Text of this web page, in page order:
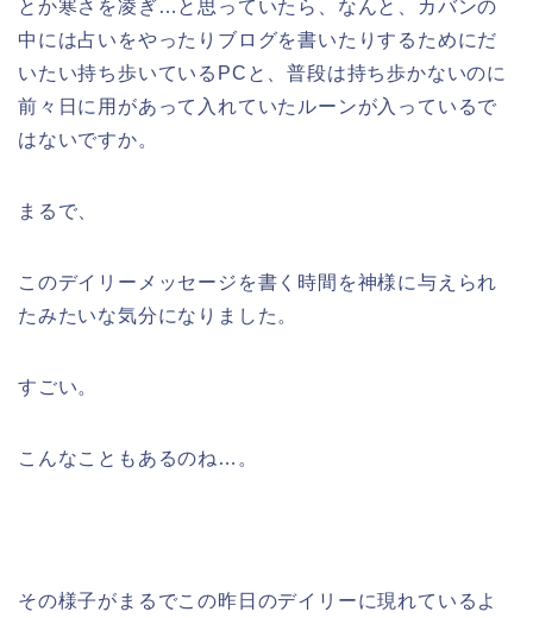
とか寒さを凌ぎ…と思っていたら、なんと、カバンの
中には占いをやったりブログを書いたりするためにだ
いたい持ち歩いているPCと、普段は持ち歩かないのに
前々日に用があって入れていたルーンが入っているで
はないですか。
まるで、
このデイリーメッセージを書く時間を神様に与えられ
たみたいな気分になりました。
すごい。
こんなこともあるのね…。
その様子がまるでこの昨日のデイリーに現れているよ